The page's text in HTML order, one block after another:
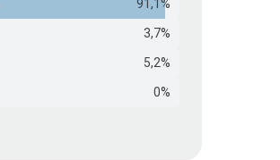
91,1%
3,7%
5,2%
0%